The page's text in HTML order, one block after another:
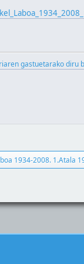
gastuetarako diru
1934-2008. 1.Atala